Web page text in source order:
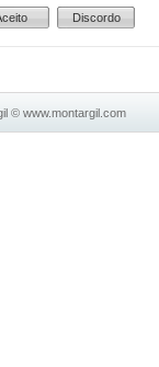
©www.montargil.com